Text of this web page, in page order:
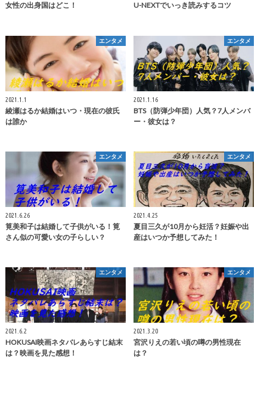
女性の出身国はどこ！
U-NEXTでいっき読みするコツ
エンタメ
2021.1.1
綾瀬はるか結婚はいつ・現在の彼氏
は誰か
エンタメ
2021.1.16
BTS（防弾少年団）人気？7人メンバ
ー・彼女は？
エンタメ
2021.6.26
筧美和子は結婚して子供がいる！筧
さん似の可愛い女の子らしい？
エンタメ
2021.4.25
夏目三久が10月から妊活？妊娠や出
産はいつか予想してみた！
エンタメ
2021.6.2
HOKUSAI映画ネタバレあらすじ結末
は？映画を見た感想！
エンタメ
2021.3.20
宮沢りえの若い頃の噂の男性現在
は？